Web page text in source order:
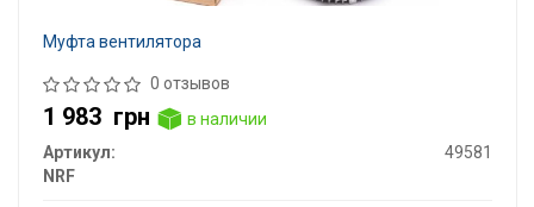
Муфта вентилятора
0 отзывов
1 983 грн
в наличии
Артикул:
49581
NRF